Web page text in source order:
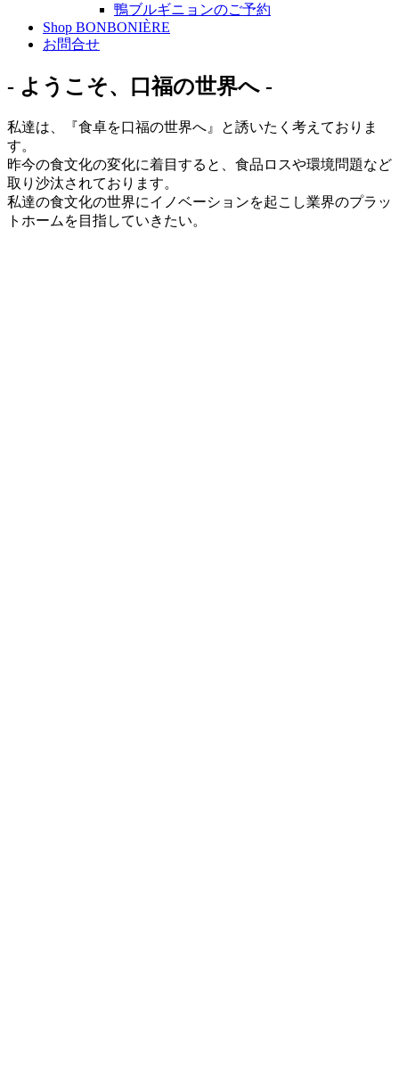
鴨ブルギニョンのご予約
Shop BONBONIÈRE
お問合せ
- ようこそ、口福の世界へ -
私達は、『食卓を口福の世界へ』と誘いたく考えておりま
す。
昨今の食文化の変化に着目すると、食品ロスや環境問題など
取り沙汰されております。
私達の食文化の世界にイノベーションを起こし業界のプラッ
トホームを目指していきたい。